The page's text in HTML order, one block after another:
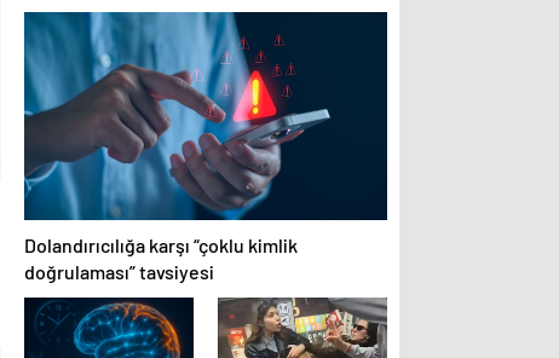
Akşam Hangi Maçlar
Var? 13 Mayıs Günün
Maçları
ortaya çıkıyor…
Dolandırıcılığa karşı “çoklu kimlik
doğrulaması” tavsiyesi